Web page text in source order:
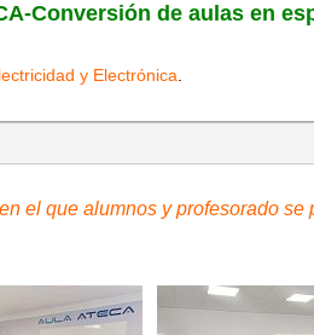
Conversión de aulas en
y Electrónica
el que alumnos y profesorado